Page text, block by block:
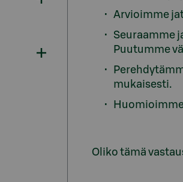
Arvioimme
Seuraamme
Puutumme
mukaisesti.
Oliko tämä